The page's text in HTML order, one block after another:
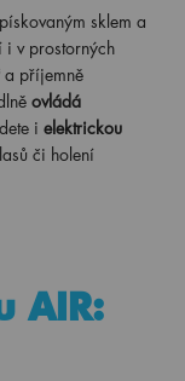
sklem a
i v prostorných
a příjemně
ovládá
i elektrickou
či holení
AIR: